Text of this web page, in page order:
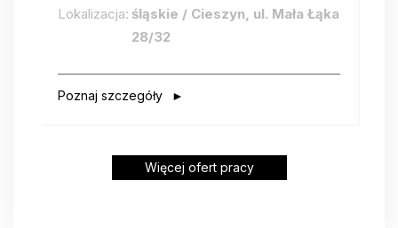
Lokalizacja: śląskie / Cieszyn, ul. Mała Łąka
28/32
Poznaj szczegóły
Więcej ofert pracy